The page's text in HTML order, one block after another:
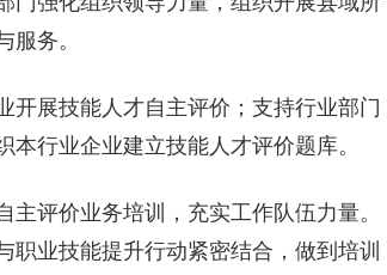
务。
开展技能人才自主评价；支持行业部门
行业企业建立技能人才评价题库。
主评价业务培训
，充实工作队伍力量。
业技能提升行动紧密结合，做到培训